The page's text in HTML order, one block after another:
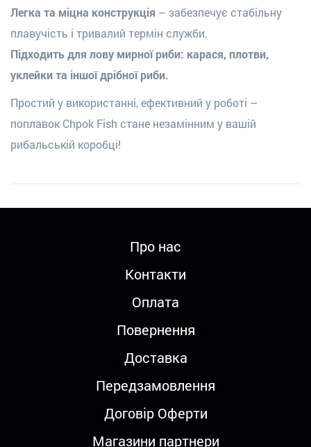
Легка та міцна конструкція – забезпечує стабільну
плавучість і тривалий термін служби.
Підходить для лову мирної риби: карася, плотви,
уклейки та іншої дрібної риби.
Простий у використанні, ефективний у роботі –
поплавок Chpok Fish стане незамінним у вашій
рибальській коробці!
Про нас
Контакти
Оплата
Повернення
Доставка
Передзамовлення
Договір Оферти
Магазини партнери